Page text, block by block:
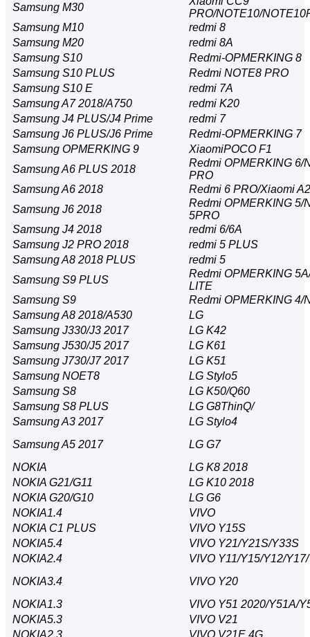
Samsung M30
PRO/NOTE10/
Samsung M10
redmi 8
Samsung M20
redmi 8A
Samsung S10
Redmi-OPMERKING 8
Samsung S10 PLUS
Redmi NOTE8 PRO
Samsung S10 E
redmi 7A
Samsung A7 2018/A750
redmi K20
Samsung J4 PLUS/J4 Prime
redmi 7
Samsung J6 PLUS/J6 Prime
Redmi-OPMERKING 7
Samsung OPMERKING 9
XiaomiPOCO F1
Samsung A6 PLUS 2018
Redmi OPMERKING 6/
PRO
Samsung A6 2018
Redmi 6 PRO/Xiaomi
Samsung J6 2018
Redmi OPMERKING 5/
5PRO
Samsung J4 2018
redmi 6/6A
Samsung J2 PRO 2018
redmi 5 PLUS
Samsung A8 2018 PLUS
redmi 5
Samsung S9 PLUS
Redmi OPMERKING
LITE
Samsung S9
Redmi OPMERKING 4/
Samsung A8 2018/A530
LG
Samsung J330/J3 2017
LG K42
Samsung J530/J5 2017
LG K61
Samsung J730/J7 2017
LG K51
Samsung NOET8
LG Stylo5
Samsung S8
LG K50/Q60
Samsung S8 PLUS
LG G8ThinQ/
Samsung A3 2017
LG Stylo4
Samsung A5 2017
LG G7
NOKIA
LG K8 2018
NOKIA G21/G11
LG K10 2018
NOKIA G20/G10
LG G6
NOKIA1.4
VIVO
NOKIA C1 PLUS
VIVO Y15S
NOKIA5.4
VIVO Y21/Y21S/Y33S
NOKIA2.4
VIVO Y11/Y15/Y12/Y17/
NOKIA3.4
VIVO Y20
NOKIA1.3
VIVO Y51 2020/Y51A/
NOKIA5.3
VIVO V21
NOKIA2.3
VIVO V21E 4G